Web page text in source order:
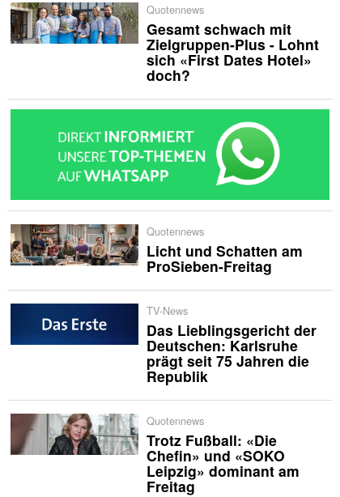
Quotennews
Gesamt schwach mit
Zielgruppen-Plus - Lohnt
sich «First Dates Hotel»
doch?
Quotennews
Licht und Schatten am
ProSieben-Freitag
TV-News
Das Lieblingsgericht der
Deutschen: Karlsruhe
prägt seit 75 Jahren die
Republik
Quotennews
Trotz Fußball: «Die
Chefin» und «SOKO
Leipzig» dominant am
Freitag